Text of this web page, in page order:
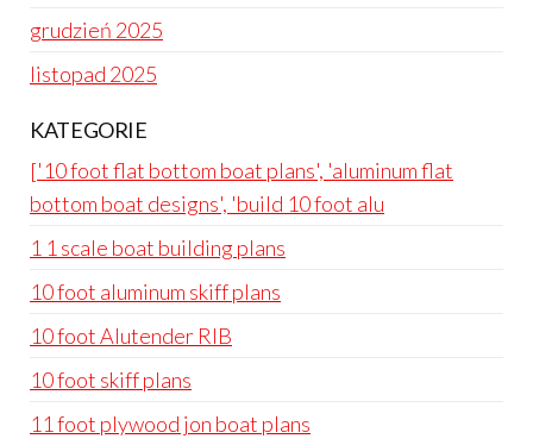
grudzień 2025
listopad 2025
KATEGORIE
['10 foot flat bottom boat plans', 'aluminum flat
bottom boat designs', 'build 10 foot alu
1 1 scale boat building plans
10 foot aluminum skiff plans
10 foot Alutender RIB
10 foot skiff plans
11 foot plywood jon boat plans